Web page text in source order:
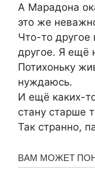
А Марадона
это же
Что-то
другое. Я ещё
Потихоньку
нуждаюсь.
И ещё каких-
стану старше
Так странно,